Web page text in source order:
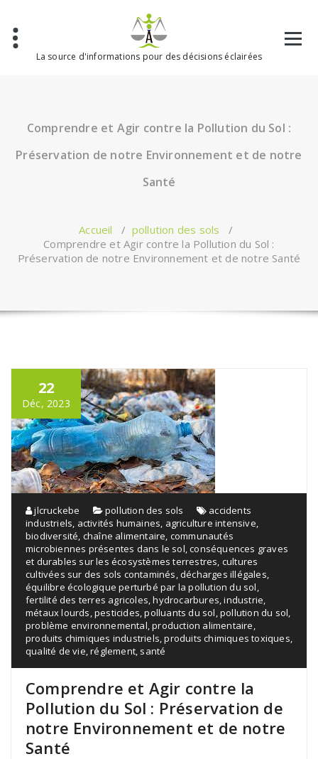
contenu
La source d'informations pour des décisions éclairées
Comprendre et Agir contre la Pollution du Sol :
Préservation de notre Environnement et de notre
Santé
Accueil / pollution des sols /
Comprendre et Agir contre la Pollution du Sol :
Préservation de notre Environnement et de notre Santé
22
Déc, 2023
jlcruckebe pollution des sols
accidents
industriels activités humaines agriculture intensive
biodiversité chaîne alimentaire communautés
microbiennes présentes dans le sol ,conséquences graves
et durables sur les écosystèmes terrestres cultures
cultivées sur des sols contaminés ,décharges illégales
équilibre écologique perturbé par la pollution du sol
fertilité des terres agricoles ,hydrocarbures ,industrie
métaux lourds ,pesticides ,polluants du sol ,pollution du sol
problème environnemental ,production alimentaire
produits chimiques industriels ,produits chimiques toxiques
qualité de vie ,réglement santé
Comprendre et Agir contre la
Pollution du Sol : Préservation de
notre Environnement et de notre
Santé